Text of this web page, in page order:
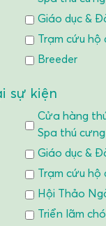
Giáo dục &
Trạm cứu
Breeder
sự kiện
Cửa hàng
Spa thú cưng
Giáo dục &
Trạm cứu
Hội Thảo
Triển lãm